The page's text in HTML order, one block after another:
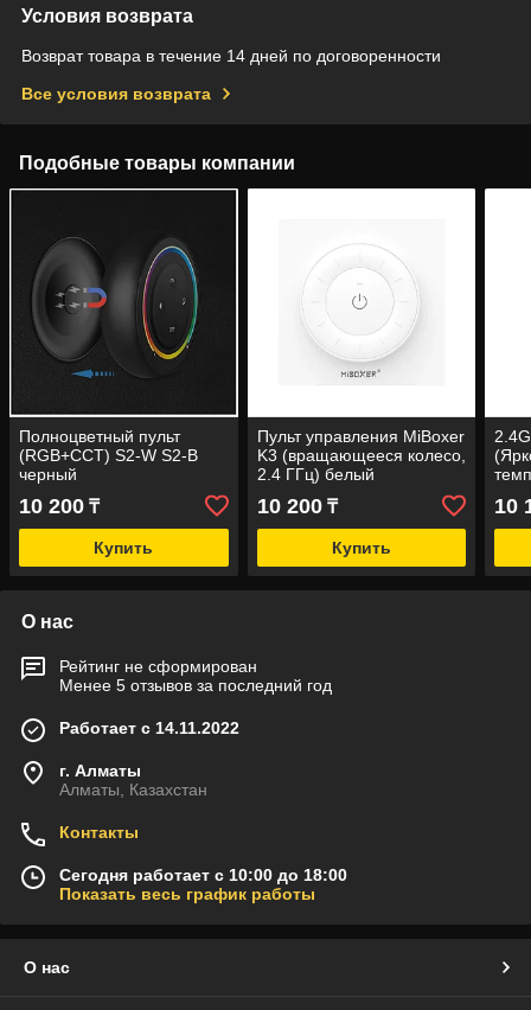
Условия возврата
Возврат товара в течение 14 дней по договоренности
Все условия возврата
Подобные товары компании
Полноцветный пульт
(RGB+CCT) S2-W S2-B
черный
10 200 ₸
Купить
Пульт управления MiBoxer
K3 (вращающееся колесо,
2.4 ГГц) белый
10 200₸
Купить
10
О нас
Рейтинг не сформирован
Менее 5 отзывов за последний год
Работает с 14.11.2022
г. Алматы
Алматы, Казахстан
Контакты
Сегодня работает с 10:00 до 18:00
Показать весь график работы
О нас